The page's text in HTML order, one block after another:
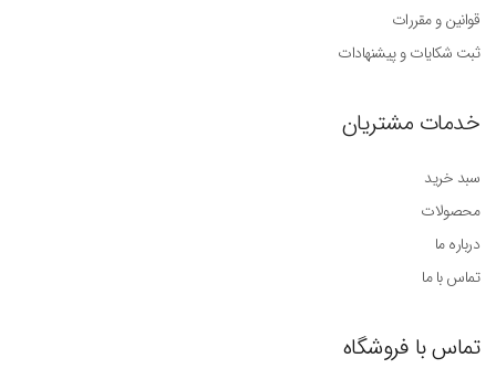
قوانین و مقررات
ثبت شکایات و پیشنهادات
خدمات مشتریان
سبد خرید
محصولات
درباره ما
تماس با ما
تماس با فروشگاه